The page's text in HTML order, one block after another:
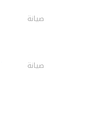
صيانة
صيانة